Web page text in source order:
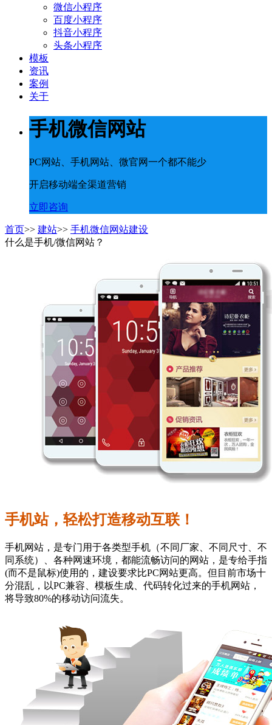
微信小程序
百度小程序
抖音小程序
头条小程序
模板
资讯
案例
关于
手机微信网站
PC网站、手机网站、微官网一个都不能少
开启移动端全渠道营销
立即咨询
首页>> 建站>> 手机微信网站建设
什么是手机/微信网站？
手机站，轻松打造移动互联！
手机网站，是专门用于各类型手机（不同厂家、不同尺寸、不
同系统）、各种网速环境，都能流畅访问的网站，是专给手指
(而不是鼠标)使用的，建设要求比PC网站更高。但目前市场十
分混乱，以PC兼容、模板生成、代码转化过来的手机网站，
将导致80%的移动访问流失。